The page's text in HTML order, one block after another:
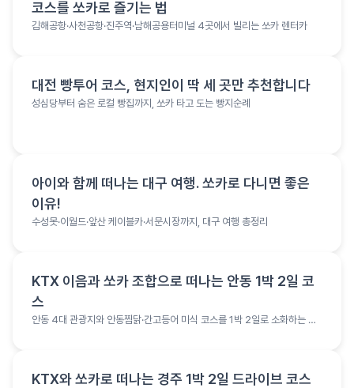
코스를 쏘카로 즐기는 법
김해공항·사천공항·진주역·남해공용터미널 4곳에서 빌리는 쏘카 렌터카
여행 정보
대전 빵투어 코스, 현지인이 딱 세 곳만 추천합니다
성심당부터 숨은 로컬 빵집까지, 쏘카 타고 도는 빵지순례
여행 정보
아이와 함께 떠나는 대구 여행. 쏘카로 다니면 좋은
이유!
수성못·이월드·앞산 케이블카·서문시장까지, 대구 여행 총정리
여행 정보
KTX 이음과 쏘카 조합으로 떠나는 안동 1박 2일 코
스
안동 4대 관광지와 안동찜닭·간고등어 미식 코스를 1박 2일로 소화하는 여
여행 정보
KTX와 쏘카로 떠나는 경주 1박 2일 드라이브 코스